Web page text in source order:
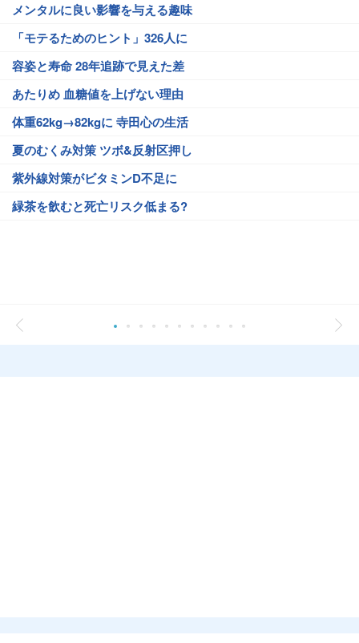
メンタルに良い影響を与える趣味
「モテるためのヒント」326人に
容姿と寿命 28年追跡で見えた差
あたりめ 血糖値を上げない理由
体重62kg→82kgに 寺田心の生活
夏のむくみ対策 ツボ&反射区押し
紫外線対策がビタミンD不足に
緑茶を飲むと死亡リスク低まる?